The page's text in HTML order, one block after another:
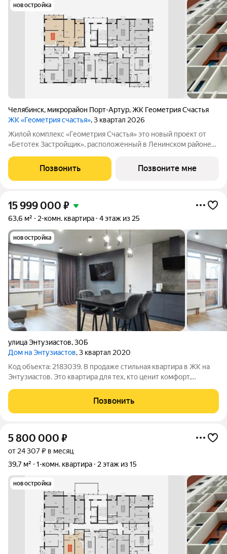
новостройка
Челябинск, микрорайон Порт-Артур,ЖК Геометрия Счастья
ЖК «Геометрия счастья», 3 квартал 2026
Жилой комплекс «Геометрия Счастья» это новый проект от
«Бетотек Застройщик», расположенный в Ленинском районе
этажный дом комфорт-класса из трехслойных панелей завода
«Бетотек». В доме
Позвонить Позвоните мне
15 999 000 ₽
63,6 м² 2-комн. квартира 4 этаж из 25
новостройка
улица Энтузиастов,30Б
Дом на Энтузиастов, 3 квартал 2020
Код объекта: 2183039. В продаже стильная квартира в ЖК на
Энтузиастов. Это квартира для тех, кто ценит комфорт,
дизайнерский ремонт: - просторная кухня-гостиная с
встроенной техникой и зоной отдыха
Позвонить
5 800 000 ₽
от 24 307 ₽ в месяц
39,7 м²
1-комн. квартира 2 этаж из 15
новостройка